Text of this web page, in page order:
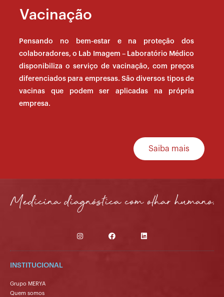
Vacinação
Pensando no bem-estar e na proteção dos
colaboradores, o Lab Imagem – Laboratório Médico
disponibiliza o serviço de vacinação, com preços
diferenciados para empresas. São diversos tipos de
vacinas que podem ser aplicadas na própria
empresa.
Saiba mais
INSTITUCIONAL
Grupo MERYA
Quem somos